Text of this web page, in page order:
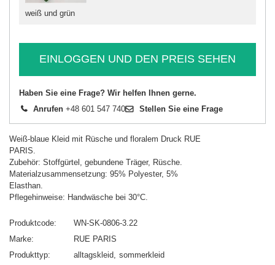
weiß und grün
EINLOGGEN UND DEN PREIS SEHEN
Haben Sie eine Frage? Wir helfen Ihnen gerne.
Anrufen +48 601 547 740 Stellen Sie eine Frage
Weiß-blaue Kleid mit Rüsche und floralem Druck RUE
PARIS.
Zubehör: Stoffgürtel, gebundene Träger, Rüsche.
Materialzusammensetzung: 95% Polyester, 5%
Elasthan.
Pflegehinweise: Handwäsche bei 30°C.
Produktcode
WN-SK-0806-3.22
Marke
RUE PARIS
Produkttyp
alltagskleid
sommerkleid